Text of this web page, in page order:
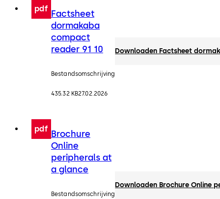
pdf Factsheet
dormakaba
compact
reader 91 10
Bestandsomschrijving
435.32 KB27.02.2026
Downloaden Factsheet
pdf Brochure
Online
peripherals at
a glance
Bestandsomschrijving
Downloaden Brochure Online